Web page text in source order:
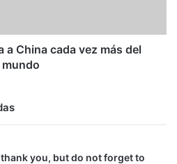
a China cada vez más del
mundo
you, but do not forget to